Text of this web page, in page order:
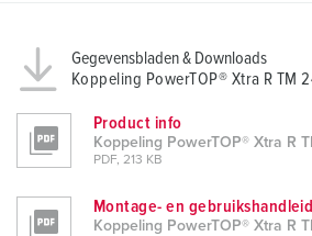
Gegevensbladen & Downloads
Koppeling PowerTOP® Xtra R TM
Product info
Koppeling PowerTOP® Xtra R
PDF, 213 KB
Montage- en
Koppeling PowerTOP® Xtra R